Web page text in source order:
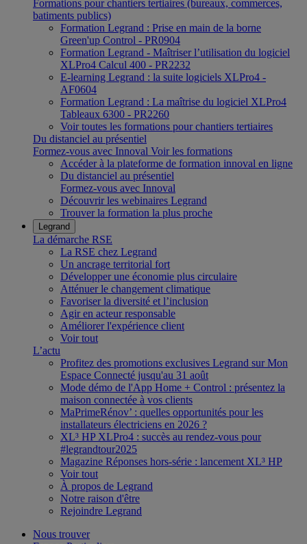
Formations pour chantiers tertiaires (bureaux, commerces,
batiments publics)
Formation Legrand : Prise en main de la borne
Green'up Control - PR0904
Formation Legrand - Maîtriser l’utilisation du logiciel
XLPro4 Calcul 400 - PR2232
E-learning Legrand : la suite logiciels XLPro4 -
AF0604
Formation Legrand : La maîtrise du logiciel XLPro4
Tableaux 6300 - PR2260
Voir toutes les formations pour chantiers tertiaires
Du distanciel au présentiel
Formez-vous avec Innoval Voir les formations
Accéder à la plateforme de formation innoval en ligne
Du distanciel au présentiel
Formez-vous avec Innoval
Découvrir les webinaires Legrand
Trouver la formation la plus proche
Legrand
La démarche RSE
La RSE chez Legrand
Un ancrage territorial fort
Développer une économie plus circulaire
Atténuer le changement climatique
Favoriser la diversité et l’inclusion
Agir en acteur responsable
Améliorer l'expérience client
Voir tout
L’actu
Profitez des promotions exclusives Legrand sur Mon
Espace Connecté jusqu'au 31 août
Mode démo de l'App Home + Control : présentez la
maison connectée à vos clients
MaPrimeRénov’ : quelles opportunités pour les
installateurs électriciens en 2026 ?
XL³ HP XLPro4 : succès au rendez-vous pour
#legrandtour2025
Magazine Réponses hors-série : lancement XL³ HP
Voir tout
À propos de Legrand
Notre raison d'être
Rejoindre Legrand
Nous trouver